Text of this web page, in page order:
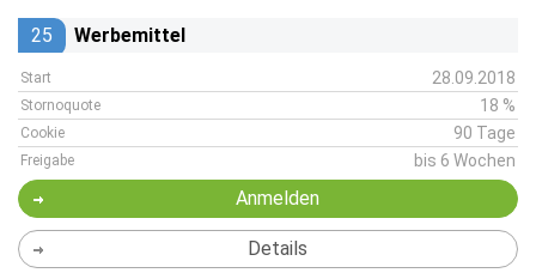
25 Werbemittel
Start 28.09.2018
Stornoquote 18 %
Cookie 90 Tage
Freigabe bis 6 Wochen
Anmelden
Details